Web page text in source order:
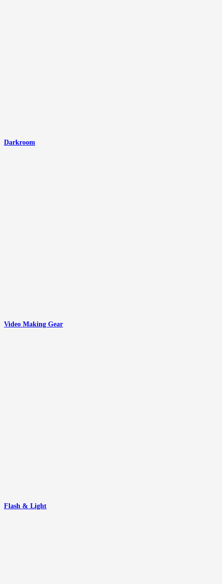
Darkroom
Video Making Gear
Flash & Light